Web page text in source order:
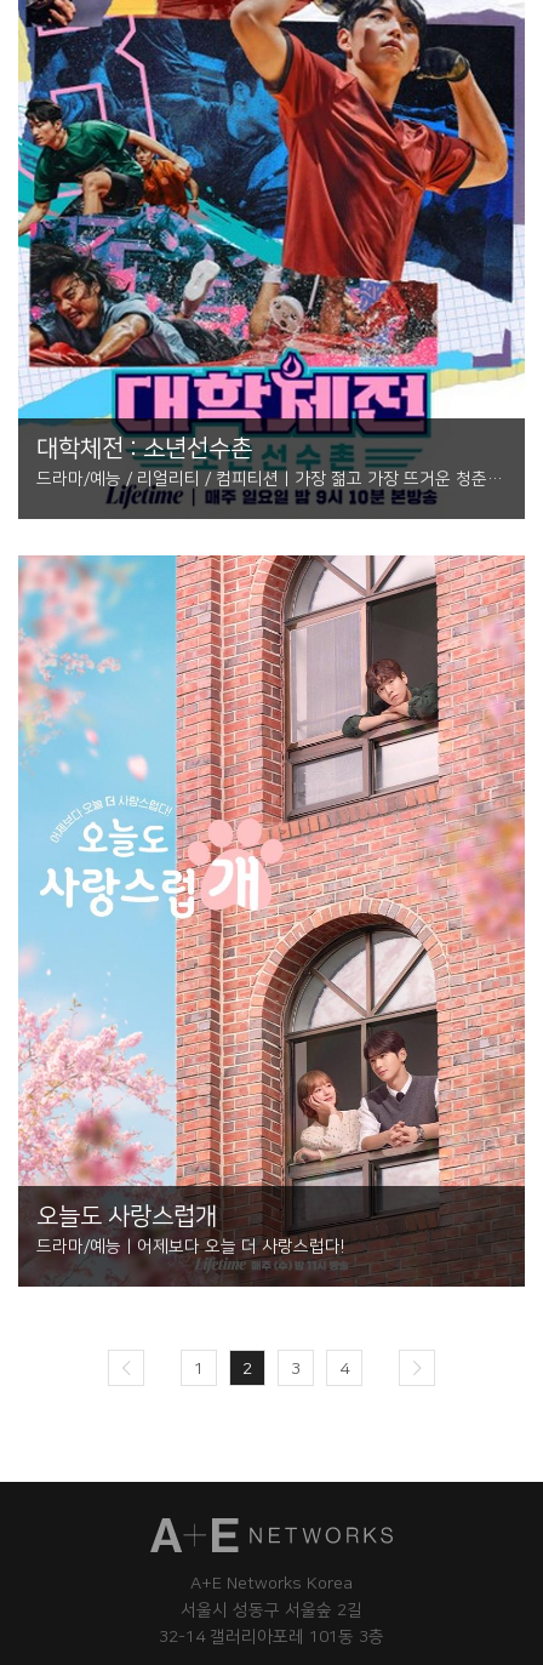
대학체전 : 소년선수촌
드라마/예능 / 리얼리티 / 컴피티션 | 가장 젊고 가장 뜨거운 청춘들
의 서바이벌이 온다!
오늘도 사랑스럽개
드라마/예능 | 어제보다 오늘 더 사랑스럽다!
1 2 3 4
A+E Networks Korea
서울시 성동구 서울숲 2길
32-14 갤러리아포레 101동 3층